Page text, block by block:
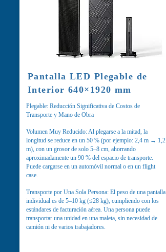
Pantalla LED Plegable de
Interior 640×1920 mm
Plegable: Reducción Significativa de Costos de
Transporte y Mano de Obra
Volumen Muy Reducido: Al plegarse a la mitad, la
longitud se reduce en un 50 % (por ejemplo: 2,4 m → 1,2
m), con un grosor de solo 5–8 cm, ahorrando
aproximadamente un 90 % del espacio de transporte.
Puede cargarse en un automóvil normal o en un flight
case.
Transporte por Una Sola Persona: El peso de una pantalla
individual es de 5–10 kg (≤28 kg), cumpliendo con los
estándares de facturación aérea. Una persona puede
transportar una unidad en una maleta, sin necesidad de
camión ni de varios trabajadores.